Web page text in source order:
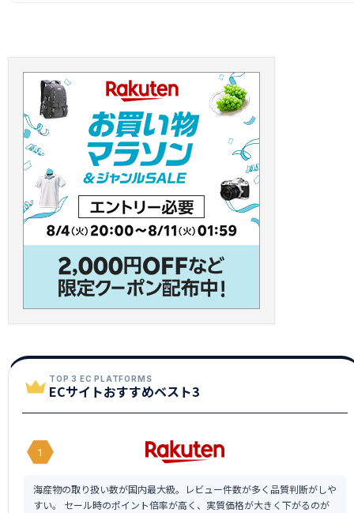
TOP 3 EC PLATFORMS
ECサイトおすすめベスト3
1
海産物の取り扱い数が国内最大級。レビュー件数が多く品質判断がしや
すい。 セール時のポイント倍率が高く、実質価格が大きく下がるのが